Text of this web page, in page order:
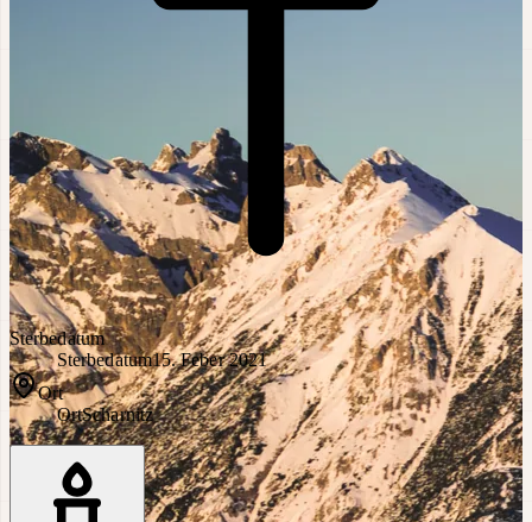
Sterbedatum
Sterbedatum15. Feber 2021
Ort
OrtScharnitz